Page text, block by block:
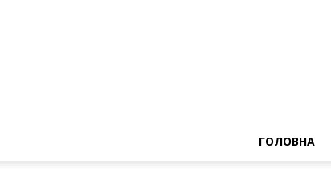
ГОЛОВНА